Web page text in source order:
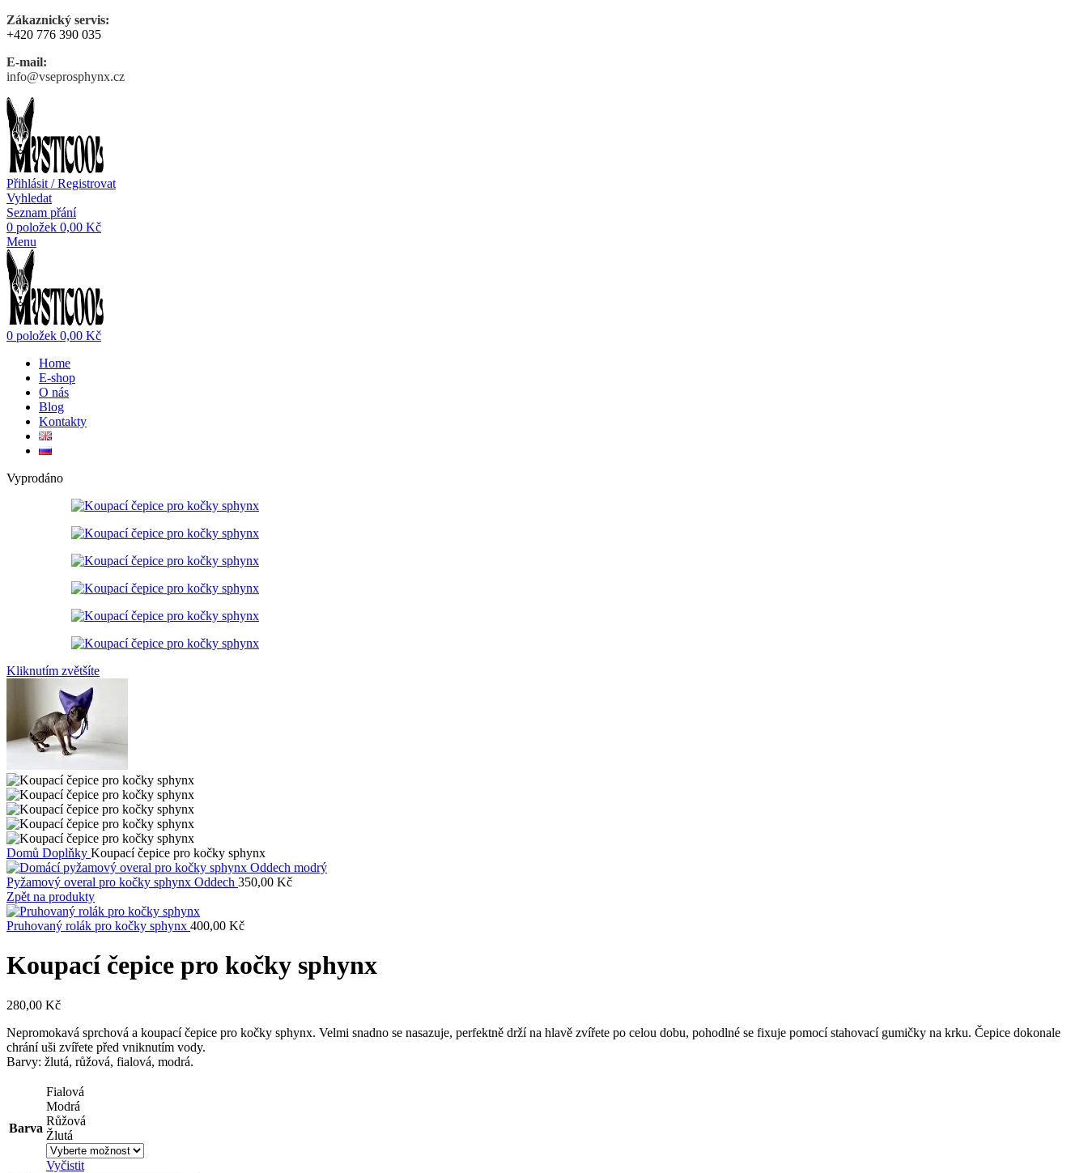
Zákaznický servis:
+420 776 390 035
E-mail:
info@vseprosphynx.cz
Přihlásit / Registrovat
Vyhledat
Seznam přání
0 položek 0,00 Kč
Menu
0 položek 0,00 Kč
Home
E-shop
O nás
Blog
Kontakty
Vyprodáno
Kliknutím zvětšíte
Domů Doplňky Koupací čepice pro kočky sphynx
Pyžamový overal pro kočky sphynx Oddech 350,00 Kč
Zpět na produkty
Pruhovaný rolák pro kočky sphynx 400,00 Kč
Koupací čepice pro kočky sphynx
280,00 Kč
Nepromokavá sprchová a koupací čepice pro kočky sphynx. Velmi snadno se nasazuje, perfektně drží na hlavě zvířete po celou dobu, pohodlné se fixuje pomocí stahovací gumičky na krku. Čepice dokonale
chrání uši zvířete před vniknutím vody.
Barvy: žlutá, růžová, fialová, modrá.
Barva
Fialová
Modrá
Růžová
Žlutá
Vyčistit